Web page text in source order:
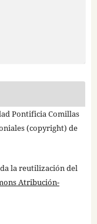
Pontificia Comillas
(copyright) de
la reutilización del
Atribución-